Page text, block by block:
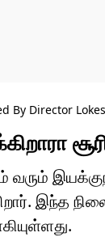
By Director
வரும்
இந்த